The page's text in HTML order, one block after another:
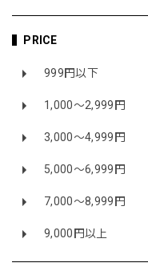
PRICE
999円以下
1,000〜2,999円
3,000〜4,999円
5,000〜6,999円
7,000〜8,999円
9,000円以上